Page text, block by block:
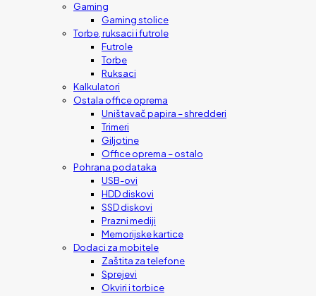
Gaming
Gaming stolice
Torbe, ruksaci i futrole
Futrole
Torbe
Ruksaci
Kalkulatori
Ostala office oprema
Uništavač papira – shredderi
Trimeri
Giljotine
Office oprema – ostalo
Pohrana podataka
USB-ovi
HDD diskovi
SSD diskovi
Prazni mediji
Memorijske kartice
Dodaci za mobitele
Zaštita za telefone
Sprejevi
Okviri i torbice